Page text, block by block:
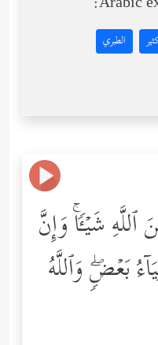
الطبري
شَیۡـࣰٔاۚ وَإِنَّ
بَعۡضࣲۖ وَٱللَّهُ